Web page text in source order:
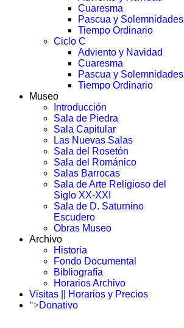
Cuaresma
Pascua y Solemnidades
Tiempo Ordinario
Ciclo C
Adviento y Navidad
Cuaresma
Pascua y Solemnidades
Tiempo Ordinario
Museo
Introducción
Sala de Piedra
Sala Capitular
Las Nuevas Salas
Sala del Rosetón
Sala del Románico
Salas Barrocas
Sala de Arte Religioso del
Siglo XX-XXI
Sala de D. Saturnino
Escudero
Obras Museo
Archivo
Historia
Fondo Documental
Bibliografía
Horarios Archivo
Visitas || Horarios y Precios
">Donativo